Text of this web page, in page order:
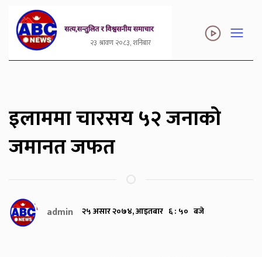
२३ श्रावण २०८३, शनिबार
इलाममा चारसय ५२ जनाको
जमानत जफत
admin २५ असार २०७४, आइतबार ६ : ५० बजे